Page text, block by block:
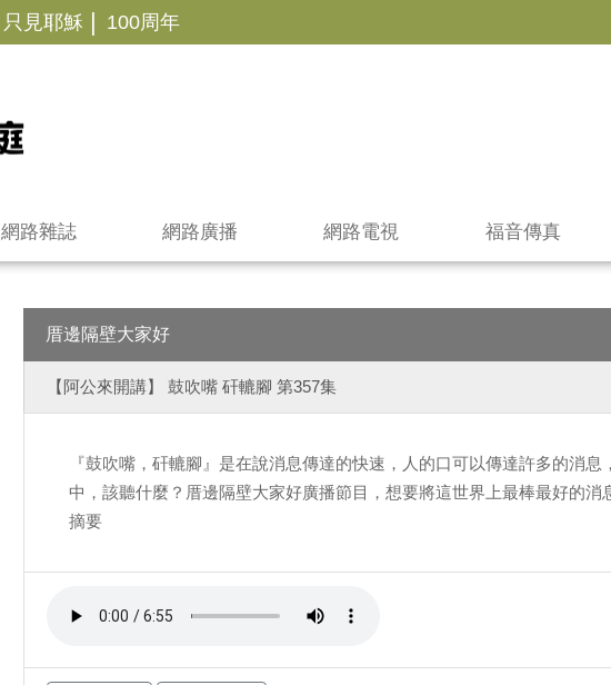
只見耶穌 | 100周年
網路雜誌 網路廣播 網路電視 福音傳真
厝邊隔壁大家好
【阿公來開講】 鼓吹嘴 矸轆腳 第357集
『鼓吹嘴，矸轆腳』是在說消息傳達的快速，人的口可以傳達許多的消
中，該聽什麼？厝邊隔壁大家好廣播節目，想要將這世界上最棒最好的
摘要